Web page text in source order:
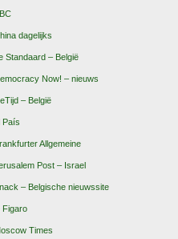
dagelijks
Standaard – België
Now! – nieuws
– België
País
Allgemeine
Post – Israel
– Belgische nieuwssite
Figaro
Times